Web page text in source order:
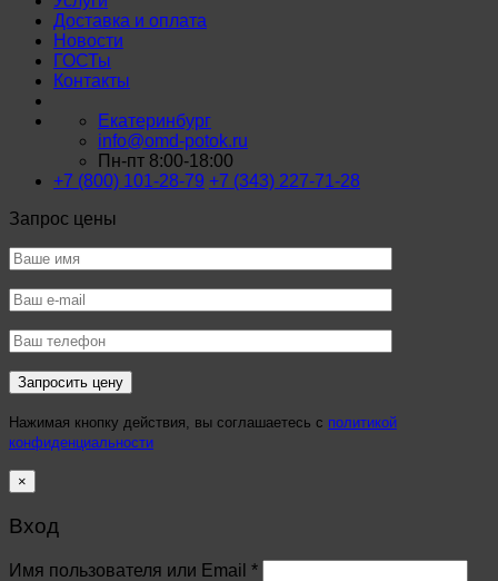
Доставка и оплата
Новости
ГОСТы
Контакты
Екатеринбург
info@omd-potok.ru
Пн-пт 8:00-18:00
+7 (800) 101-28-79 +7 (343) 227-71-28
Запрос цены
Нажимая кнопку действия, вы соглашаетесь с политикой
конфиденциальности
×
Вход
Имя пользователя или Email *